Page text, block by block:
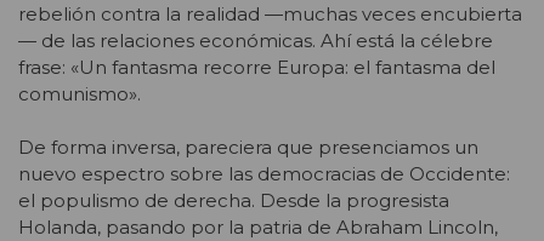
rebelión contra la realidad —muchas veces encubierta
— de las relaciones económicas. Ahí está la célebre
frase: «Un fantasma recorre Europa: el fantasma del
comunismo».
De forma inversa, pareciera que presenciamos un
nuevo espectro sobre las democracias de Occidente:
el populismo de derecha. Desde la progresista
Holanda, pasando por la patria de Abraham Lincoln,